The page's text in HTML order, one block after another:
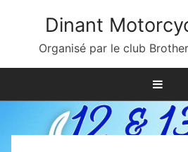
Dinant
Organisé par le club